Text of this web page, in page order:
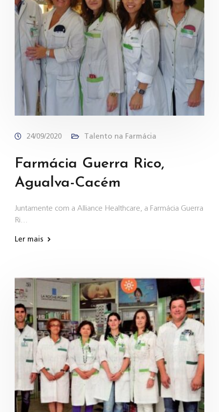
24/09/2020 Talento na Farmácia
Farmácia Guerra Rico,
Agualva-Cacém
Juntamente com a Alliance Healthcare, a Farmácia Guerra
Ri…
Ler mais